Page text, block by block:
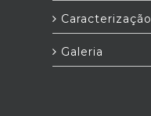
Caracterização
Galeria